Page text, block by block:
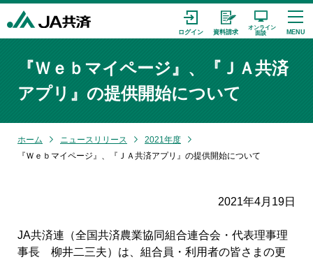
『Ｗｅｂマイページ』、『ＪＡ共済
アプリ』の提供開始について
ホーム ニュースリリース
2021年度
『Ｗｅｂマイページ』、『ＪＡ共済アプリ』の提供開始について
2021年4月19日
JA共済連（全国共済農業協同組合連合会・代表理事理
事長 柳井二三夫）は、組合員・利用者の皆さまの更